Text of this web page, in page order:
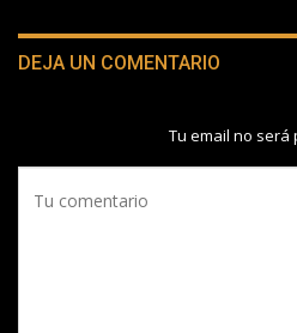
DEJA UN COMENTARIO
Tu email no será